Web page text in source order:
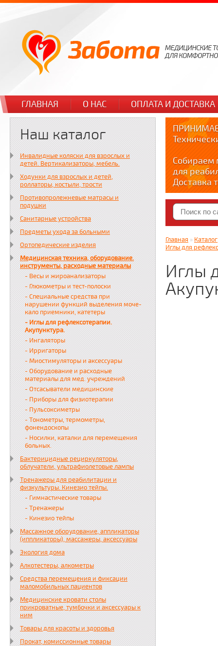
ГЛАВНАЯ О НАС ОПЛАТА И ДОСТАВКА
Наш каталог
Инвалидные коляски для взрослых и
детей. Вертикализаторы, мебель.
Ходунки для взрослых и детей,
роллаторы, костыли, трости
Противопролежневые матрасы и
подушки
Санитарные устройства
Предметы ухода за больными
Ортопедические изделия
Медицинская техника, оборудование.
инструменты, расходные материалы
- Весы и жироанализаторы
- Глюкометры и тест-полоски
- Специальные средства при
нарушении функций выделения моче-
кало приемники, катетеры
- Иглы для рефлексотерапии.
Акупунктура.
- Ингаляторы
- Ирригаторы
- Миостимуляторы и аксессуары
- Оборудование и расходные
материалы для мед. учреждений
- Отсасыватели медицинские
- Приборы для физиотерапии
- Пульсоксиметры
- Тонометры, термометры,
фонендоскопы
- Носилки, каталки для перемещения
больных.
Бактерицидные рециркуляторы,
облучатели, ультрафиолетовые лампы
Тренажеры для реабилитации и
физкультуры. Кинезио тейпы.
- Гимнастические товары
- Тренажеры
- Кинезио тейпы
Массажное оборудование, аппликаторы
(иппликаторы), массажеры, аксессуары
Экология дома
Алкотестеры, алкометры
Средства перемещения и фиксации
маломобильных пациентов
Медицинские кровати столы
прикроватные, тумбочки и аксессуары к
ним
Товары для красоты и здоровья
Прокат, комиссионные товары
Собираем
для
Доставка
по тел.
Краткие
Яндекс.
zabota16.ru
Всегда на
Главная » Каталог
Иглы для
Иглы